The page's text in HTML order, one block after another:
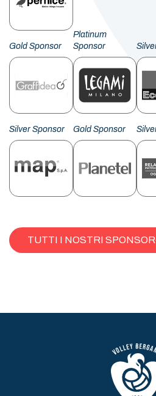
Gold Sponsor
Platinum
Sponsor
Silver Sponsor Gold Sponsor
TUTTI I NOSTRI SPONSOR